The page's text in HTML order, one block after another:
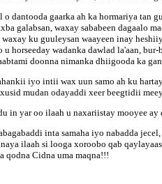
o dantooda gaarka ah ka hormariya tan
galabsan, waxay sababeen dagaalo
ku guuleysan waayeen inay
u horseeday wadanka dawlad la'aan,
doonna nimanka dhiigooda ka
iyo intii wax uun samo ah ku
mudan odayaddi xeer beegtidii
in yar oo ilaah u naxariistay mooyee
inta samaha iyo nabadda
ilaah si looga xoroobo qab
qodna Cidna uma maqna!!!